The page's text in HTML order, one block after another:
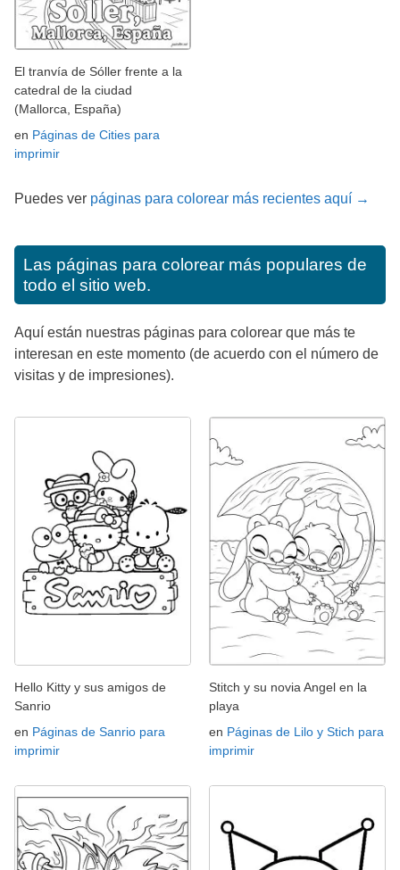
El tranvía de Sóller frente a la
catedral de la ciudad
(Mallorca, España)
en Páginas de Cities para
imprimir
Puedes ver páginas para colorear más recientes aquí →
Las páginas para colorear más populares de
todo el sitio web.
Aquí están nuestras páginas para colorear que más te
interesan en este momento (de acuerdo con el número de
visitas y de impresiones).
Hello Kitty y sus amigos de
Sanrio
en Páginas de Sanrio para
imprimir
Stitch y su novia Angel en la
playa
en Páginas de Lilo y Stich para
imprimir